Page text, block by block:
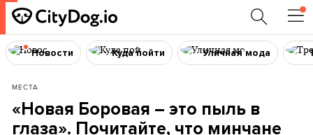
Новости Куда пойти Уличная мода
МЕСТА
«Новая Боровая – это пыль в
глаза». Почитайте, что минчане